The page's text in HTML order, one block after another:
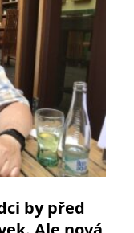
by před